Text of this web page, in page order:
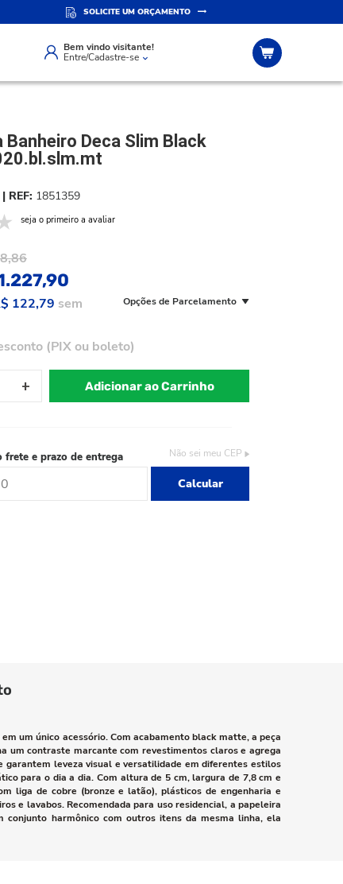
SOLICITE UM ORÇAMENTO
Bem vindo visitante!
Entre/Cadastre-se
ATENDIMENTO PERSONALIZADO
Banheiro Deca Slim Black
1851359
seja o primeiro a avaliar
122,79 sem
Opções de Parcelamento
(PIX ou boleto)
Adicionar ao Carrinho
frete e prazo de entrega Não sei meu CEP
Calcular
um único acessório. Com acabamento black matte, a peça
um contraste marcante com revestimentos claros e agrega
garantem leveza visual e versatilidade em diferentes estilos
para o dia a dia. Com altura de 5 cm, largura de 7,8 cm e
liga de cobre (bronze e latão), plásticos de engenharia e
e lavabos. Recomendada para uso residencial, a papeleira
harmônico com outros itens da mesma linha, ela